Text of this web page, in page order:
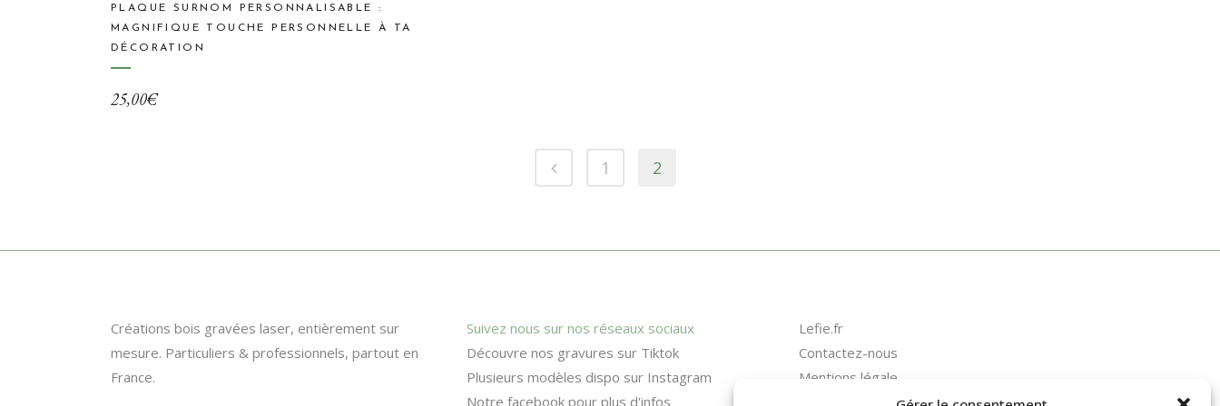
PLAQUE SURNOM PERSONNALISABLE :
MAGNIFIQUE TOUCHE PERSONNELLE À TA
DÉCORATION
25,00€
1 2
Créations bois gravées laser, entièrement sur
mesure. Particuliers & professionnels, partout en
France.
Suivez nous sur nos réseaux sociaux
Découvre nos gravures sur Tiktok
Plusieurs modèles dispo sur Instagram
Notre facebook pour plus d'infos
Lefie.fr
Contactez-nous
Mentions légale
Politique de confidentialité